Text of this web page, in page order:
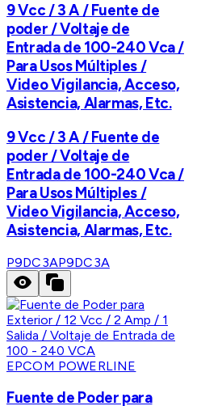
9 Vcc / 3 A / Fuente de
poder / Voltaje de
Entrada de 100-240 Vca /
Para Usos Múltiples /
Video Vigilancia, Acceso,
Asistencia, Alarmas, Etc.
9 Vcc / 3 A / Fuente de
poder / Voltaje de
Entrada de 100-240 Vca /
Para Usos Múltiples /
Video Vigilancia, Acceso,
Asistencia, Alarmas, Etc.
P9DC3AP9DC3A
EPCOM POWERLINE
Fuente de Poder para